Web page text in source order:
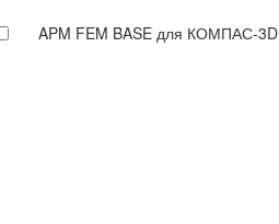
APM FEM BASE для КОМПАС-3D